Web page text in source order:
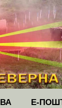
Е-